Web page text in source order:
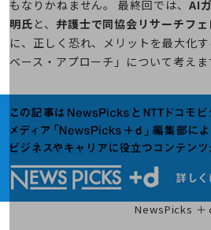
5G
IoT
データ利活用
運用管理
業務支援・マーケティング
もなりかねません。 最終回では、 AI
明氏 と、 弁護士で同協会リサーチフ
に、正しく恐れ、メリットを最大化
ベース・アプローチ」について考えま
NewsPicks ＋